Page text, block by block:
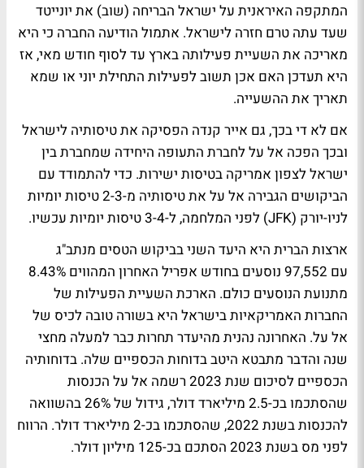
המתקפה האיראנית על ישראל הבריחה (שוב) את יונייטד
שעד עתה טרם חזרה לישראל. אתמול הודיעה החברה כי היא
מאריכה את השעיית פעילותה בארץ עד לסוף חודש מאי, אז
היא תעדכן האם אכן תשוב לפעילות התחילת יוני או שמא
תאריך את ההשעייה.
אם לא די בכך, גם אייר קנדה הפסיקה את טיסותיה לישראל
ובכך הפכה אל על לחברת התעופה היחידה שמחברת בין
ישראל לצפון אמריקה בטיסות ישירות. כדי להתמודד עם
הביקושים הגבירה אל על את טיסותיה מ-2-3 טיסות יומיות
לניו-יורק (JFK) לפני המלחמה, ל-3-4 טיסות יומיות עכשיו.
ארצות הברית היא היעד השני בביקוש הטסים מנתב"ג
עם 97,552 נוסעים בחודש אפריל האחרון המהווים 8.43%
מתנועת הנוסעים כולם. הארכת השעיית הפעילות של
החברות האמריקאיות בישראל היא בשורה טובה לכיס של
אל על. האחרונה נהנית מהיעדר תחרות כבר למעלה מחצי
שנה והדבר מתבטא היטב בדוחות הכספיים שלה. בדוחותיה
הכספיים לסיכום שנת 2023 רשמה אל על הכנסות
שהסתכמו בכ-2.5 מיליארד דולר, גידול של 26% בהשוואה
להכנסות בשנת 2022, שהסתכמו בכ-2 מיליארד דולר. הרווח
לפני מס בשנת 2023 הסתכם בכ-125 מיליון דולר.